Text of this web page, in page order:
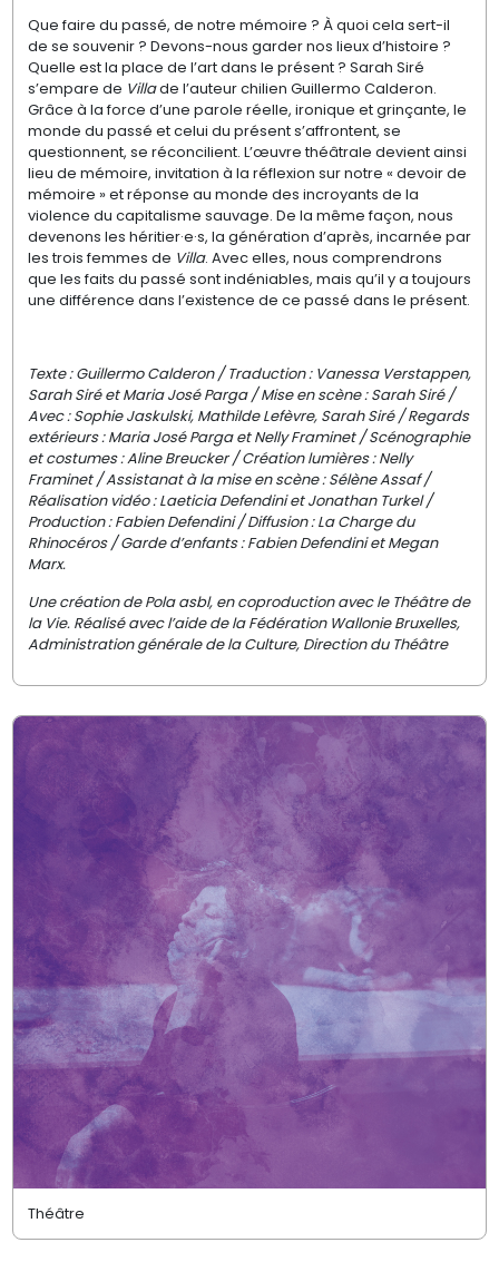
Que faire du passé, de notre mémoire ? À quoi cela sert-il
de se souvenir ? Devons-nous garder nos lieux d’histoire ?
Quelle est la place de l’art dans le présent ? Sarah Siré
s’empare de Villade l’auteur chilien Guillermo Calderon.
Grâce à la force d’une parole réelle, ironique et grinçante, le
monde du passé et celui du présent s’affrontent, se
questionnent, se réconcilient. L’œuvre théâtrale devient ainsi
lieu de mémoire, invitation à la réflexion sur notre « devoir de
mémoire » et réponse au monde des incroyants de la
violence du capitalisme sauvage. De la même façon, nous
devenons les héritier·e·s, la génération d’après, incarnée par
les trois femmes de Villa. Avec elles, nous comprendrons
que les faits du passé sont indéniables, mais qu’il y a toujours
une différence dans l’existence de ce passé dans le présent.
Texte : Guillermo Calderon / Traduction : Vanessa Verstappen,
Sarah Siré et Maria José Parga / Mise en scène : Sarah Siré /
Avec : Sophie Jaskulski, Mathilde Lefèvre, Sarah Siré / Regards
extérieurs : Maria José Parga et Nelly Framinet / Scénographie
et costumes : Aline Breucker / Création lumières : Nelly
Framinet / Assistanat à la mise en scène : Sélène Assaf /
Réalisation vidéo : Laeticia Defendini et Jonathan Turkel /
Production : Fabien Defendini / Diffusion : La Charge du
Rhinocéros / Garde d’enfants : Fabien Defendini et Megan
Marx.
Une création de Pola asbl, en coproduction avec le Théâtre de
la Vie. Réalisé avec l’aide de la Fédération Wallonie Bruxelles,
Administration générale de la Culture, Direction du Théâtre
Théâtre